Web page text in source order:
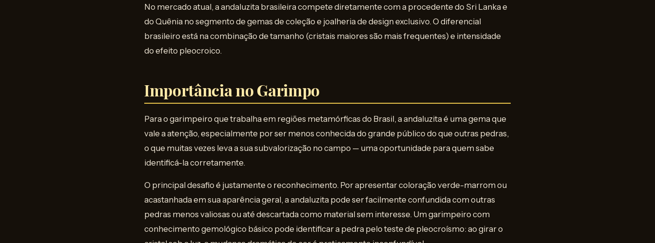
No mercado atual, a andaluzita brasileira compete diretamente com a procedente do Sri Lanka e
do Quênia no segmento de gemas de coleção e joalheria de design exclusivo. O diferencial
brasileiro está na combinação de tamanho (cristais maiores são mais frequentes) e intensidade
do efeito pleocroico.
Importância no Garimpo
Para o garimpeiro que trabalha em regiões metamórficas do Brasil, a andaluzita é uma gema que
vale a atenção, especialmente por ser menos conhecida do grande público do que outras pedras,
o que muitas vezes leva a sua subvalorização no campo — uma oportunidade para quem sabe
identificá-la corretamente.
O principal desafio é justamente o reconhecimento. Por apresentar coloração verde-marrom ou
acastanhada em sua aparência geral, a andaluzita pode ser facilmente confundida com outras
pedras menos valiosas ou até descartada como material sem interesse. Um garimpeiro com
conhecimento gemológico básico pode identificar a pedra pelo teste de pleocroísmo: ao girar o